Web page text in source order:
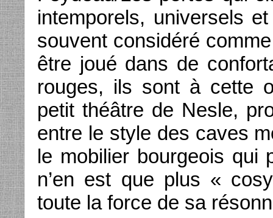
intemporels, universels
souvent considéré
être joué dans de
rouges, ils sont à cette
petit théâtre de Nesle,
entre le style des caves
le mobilier bourgeois qui
n’en est que plus «
toute la force de sa